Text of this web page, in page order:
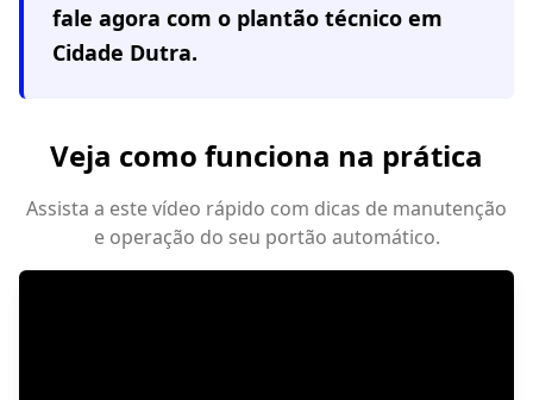
fale agora com o plantão técnico em
Cidade Dutra.
Veja como funciona na prática
Assista a este vídeo rápido com dicas de manutenção
e operação do seu portão automático.